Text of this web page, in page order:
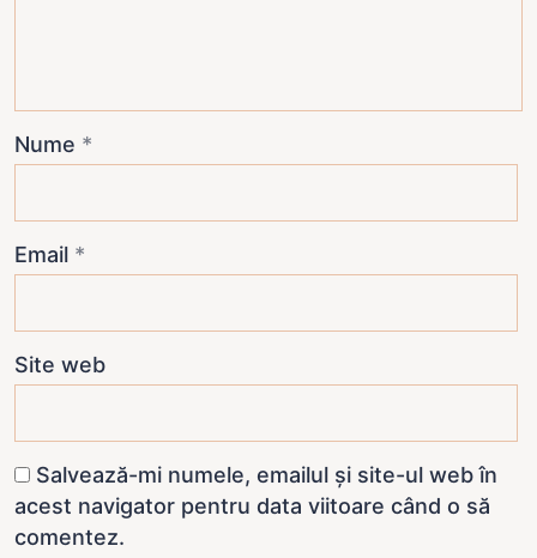
Nume *
Email *
Site web
Salvează-mi numele, emailul și site-ul web în
acest navigator pentru data viitoare când o să
comentez.